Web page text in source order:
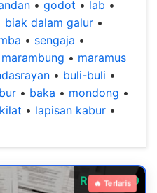
• godot • lab •
biak dalam galur •
• sengaja •
marambung • maramus
• buli-buli •
• baka • mondong •
• lapisan kabur •
Rp 99.000
🔥 Terlaris